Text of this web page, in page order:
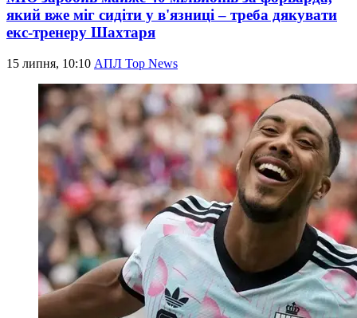
який вже міг сидіти у в'язниці – треба дякувати
екс-тренеру Шахтаря
15 липня, 10:10 АПЛ Top News